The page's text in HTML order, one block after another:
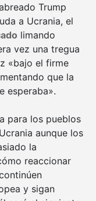
Trump
a Ucrania, el
limando
vez una tregua
«bajo el firme
que la
esperaba».
para los pueblos
aunque los
la
reaccionar
y sigan